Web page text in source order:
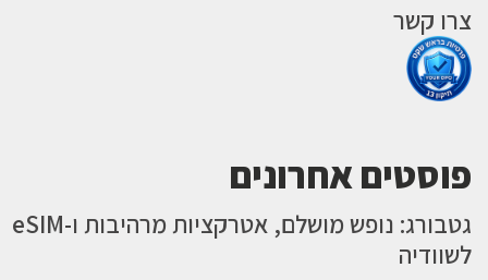
צרו קשר
פוסטים אחרונים
גטבורג: נופש מושלם, אטרקציות מרהיבות ו-eSIM
לשוודיה